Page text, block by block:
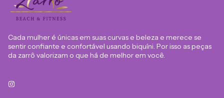
Cada mulher é únicas em suas curvas e beleza e merece se
sentir confiante e confortável usando biquíni. Por isso as peças
da zarrô valorizam o que há de melhor em você.